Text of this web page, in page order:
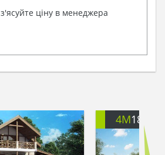
з'ясуйте ціну в менеджера
4M188G